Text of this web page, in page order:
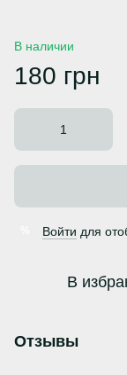
В наличии
180 грн
Войти для
В
Отзывы